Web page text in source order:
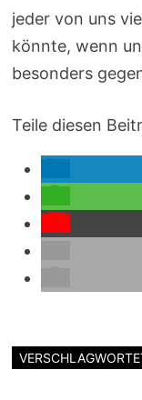
jeder von uns
könnte, wenn
besonders
Teile diesen